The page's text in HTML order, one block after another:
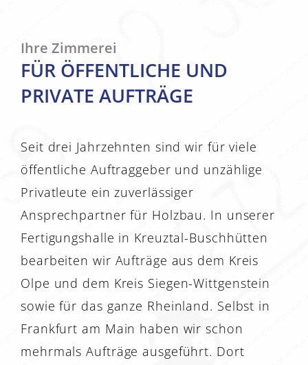
Ihre Zimmerei
FÜR ÖFFENTLICHE UND
PRIVATE AUFTRÄGE
Seit drei Jahrzehnten sind wir für viele
öffentliche Auftraggeber und unzählige
Privatleute ein zuverlässiger
Ansprechpartner für Holzbau. In unserer
Fertigungshalle in Kreuztal-Buschhütten
bearbeiten wir Aufträge aus dem Kreis
Olpe und dem Kreis Siegen-Wittgenstein
sowie für das ganze Rheinland. Selbst in
Frankfurt am Main haben wir schon
mehrmals Aufträge ausgeführt. Dort